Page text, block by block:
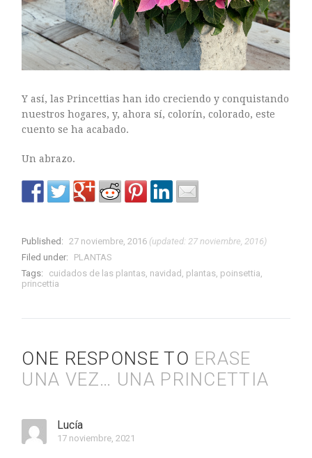
Y así, las Princettias han ido creciendo y conquistando
nuestros hogares, y, ahora sí, colorín, colorado, este
cuento se ha acabado.
Un abrazo.
Published: 27 noviembre, 2016 (updated: 27 noviembre, 2016)
Filed under:
PLANTAS
Tags:
cuidados de las plantas navidad plantas poinsettia
princettia
ONE RESPONSE TO ERASE
UNA VEZ… UNA PRINCETTIA
Lucía
17 noviembre, 2021